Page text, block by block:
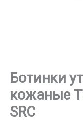
Ботинки
кожаные
SRC